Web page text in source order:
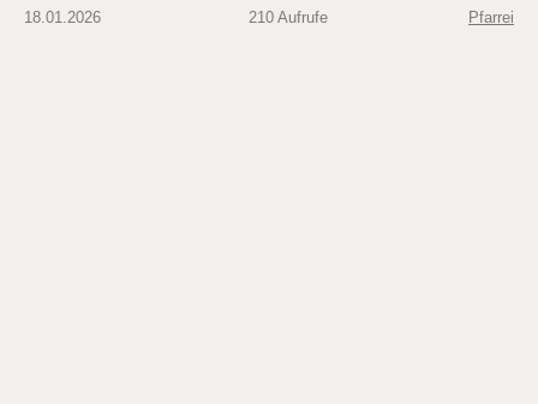
18.01.2026 210 Aufrufe Pfarrei